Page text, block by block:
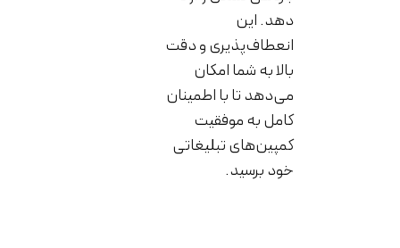
دهد. این
انعطاف‌پذیری و دقت
بالا به شما امکان
می‌دهد تا با اطمینان
کامل به موفقیت
کمپین‌های تبلیغاتی
خود برسید.